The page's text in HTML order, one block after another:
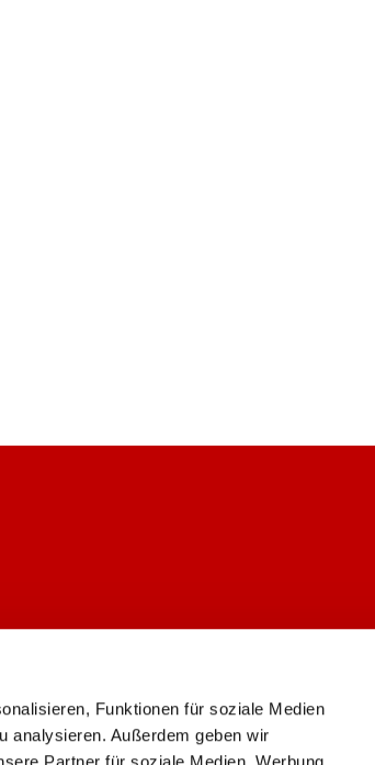
Funktionen für soziale Medien
analysieren. Außerdem geben wir
Weiden/Lövenich